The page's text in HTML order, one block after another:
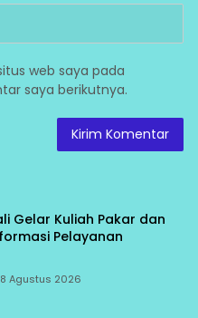
web saya pada
saya berikutnya.
Gelar Kuliah Pakar dan
Pelayanan
8 Agustus 2026